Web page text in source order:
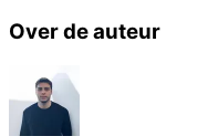
Over de auteur